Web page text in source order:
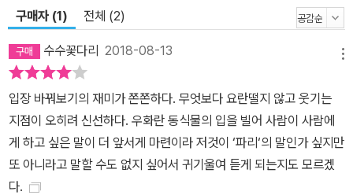
선물 ‘칠일치즈떡!’ 신이 머리를 감지 않고 며칠을 버텨 내면 머릿속
땀과 먼지와 이것저것이 쌓이고, 신이 박박박 머리를 긁으면 모든 것
이 잘 버무려져 찰떡 찰떡 완전 찰떡이 되는 것이다. 다른 많은 먹을
것들보다 파리들은 이 칠일치즈떡을 최고의 음식으로 여긴다. 더구나
파리들이 만찬을 즐기는 동안 신은 은혜를 내리듯 머리를 내주고 잠
속에 빠져든다. 하지만 행복한 순간은 왜 이렇게 찰나인지 신나고 흥
겨운 파티를 덮쳐 오는 검은 그림자를 미처 발견하지 못한 파리들은
혼비백산이 되어 달아나고 그 와중에 파리 신랑은 사라지고 만다. 남
구매자 (1) 전체 (2)
수수꽃다리 2018-08-13
입장 바꿔보기의 재미가 쫀쫀하다. 무엇보다 요란떨지 않고 웃기는
지점이 오히려 신선하다. 우화란 동식물의 입을 빌어 사람이 사람에
게 하고 싶은 말이 더 앞서게 마련이라 저것이 ‘파리‘의 말인가 싶지만
또 아니라고 말할 수도 없지 싶어서 귀기울여 듣게 되는지도 모르겠
다.